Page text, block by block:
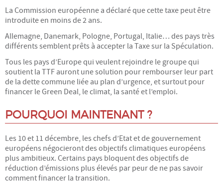
La Commission européenne a déclaré que cette taxe peut être
introduite en moins de 2 ans.
Allemagne, Danemark, Pologne, Portugal, Italie… des pays très
différents semblent prêts à accepter la Taxe sur la Spéculation.
Tous les pays d’Europe qui veulent rejoindre le groupe qui
soutient la TTF auront une solution pour rembourser leur part
de la dette commune liée au plan d’urgence, et surtout pour
financer le Green Deal, le climat, la santé et l’emploi.
POURQUOI MAINTENANT ?
Les 10 et 11 décembre, les chefs d’Etat et de gouvernement
européens négocieront des objectifs climatiques européens
plus ambitieux. Certains pays bloquent des objectifs de
réduction d’émissions plus élevés par peur de ne pas savoir
comment financer la transition.